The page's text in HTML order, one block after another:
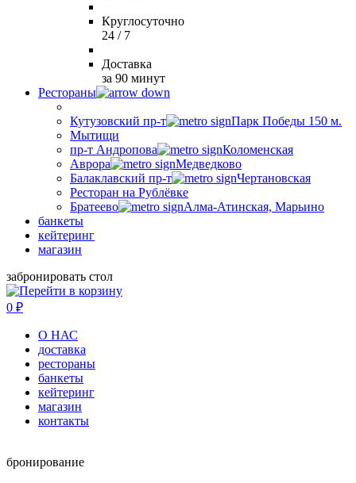
Круглосуточно
24 / 7
Доставка
за 90 минут
Рестораны
Кутузовский пр-т
Парк Победы 150 м.
Мытищи
пр-т Андропова
Коломенская
Аврора
Медведково
Балаклавский пр-т
Чертановская
Ресторан на Рублёвке
Братеево
Алма-Атинская, Марьино
банкеты
кейтеринг
магазин
забронировать стол
0 ₽
О НАС
доставка
рестораны
банкеты
кейтеринг
магазин
контакты
бронирование